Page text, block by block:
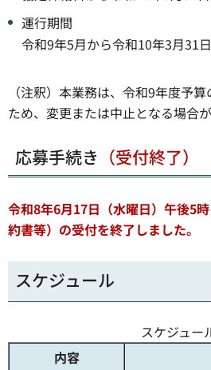
運行期間
令和9年5月から令和10年3月31日
（注釈）本業務は、令和9年度予
ため、変更または中止となる場合が
応募手続き （受付終了）
令和8年6月17日（水曜日）午後5
約書等）の受付を終了しました。
スケジュール
スケジュー
内容